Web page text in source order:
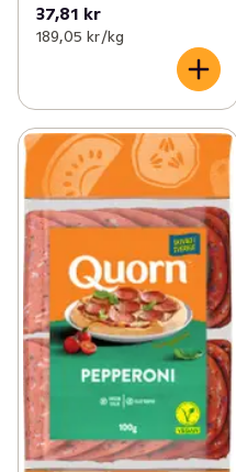
37,81 kr
189,05 kr /kg